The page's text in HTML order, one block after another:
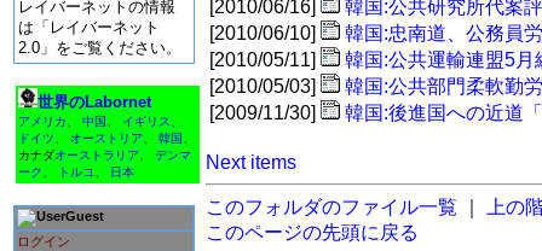
レイバーネットの情報
は「レイバーネット
2.0」をご覧ください。
世界のLabornet
アメリカ 中国 イギリス
ドイツ
オーストリア 韓国
カナダオーストラリア
デンマ
ーク
トルコ 日本
Guest
ログイン
[2010/06/16]
韓国:公共研究所代案
[2010/06/10]
韓国:忠南道、公務員
[2010/05/11]
韓国:公共運輸連盟5月
[2010/05/03]
韓国:公共部門柔軟勤
[2009/11/30]
韓国:後進国への近道
Next items
このフォルダのファイル一覧
上の
このページの先頭に戻る